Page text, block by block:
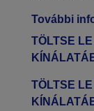
További
TÖLTSE
TÖLTSE